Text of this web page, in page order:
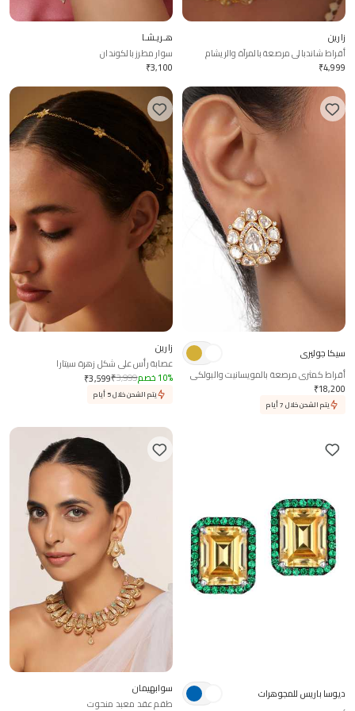
زارين
أقراط شاندبالي مرصعة بالمرآة والريشام
₹4,999
هـريـشـا
سوار مطرز بالكوندان
₹3,100
سيكا جوليري
أقراط كمثرى مرصعة بالمویسانيت والبولكي
₹18,200
يتم الشحن خلال 7 أيام
زارين
عصابة رأس على شكل زهرة سيتارا
₹3,599₹3,999 10% خصم
يتم الشحن خلال 5 أيام
ديوسا باريس للمجوهرات
سوابهيمان
طقم عقد معبد منحوت